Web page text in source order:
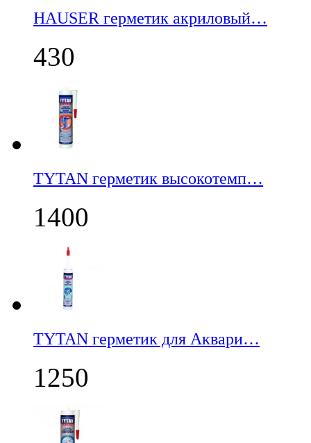
НАUSER герметик акриловый…
430
TYTAN герметик высокотемп…
1400
TYTAN герметик для Аквари…
1250